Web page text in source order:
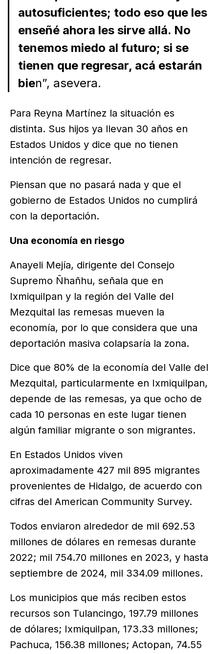
autosuficientes; todo eso que les
enseñé ahora les sirve allá. No
tenemos miedo al futuro; si se
tienen que regresar, acá estarán
bien”, asevera.
Para Reyna Martínez la situación es
distinta. Sus hijos ya llevan 30 años en
Estados Unidos y dice que no tienen
intención de regresar.
Piensan que no pasará nada y que el
gobierno de Estados Unidos no cumplirá
con la deportación.
Una economía en riesgo
Anayeli Mejía, dirigente del Consejo
Supremo Ñhañhu, señala que en
Ixmiquilpan y la región del Valle del
Mezquital las remesas mueven la
economía, por lo que considera que una
deportación masiva colapsaría la zona.
Dice que 80% de la economía del Valle del
Mezquital, particularmente en Ixmiquilpan,
depende de las remesas, ya que ocho de
cada 10 personas en este lugar tienen
algún familiar migrante o son migrantes.
En Estados Unidos viven
aproximadamente 427 mil 895 migrantes
provenientes de Hidalgo, de acuerdo con
cifras del American Community Survey.
Todos enviaron alrededor de mil 692.53
millones de dólares en remesas durante
2022; mil 754.70 millones en 2023, y hasta
septiembre de 2024, mil 334.09 millones.
Los municipios que más reciben estos
recursos son Tulancingo, 197.79 millones
de dólares; Ixmiquilpan, 173.33 millones;
Pachuca, 156.38 millones; Actopan, 74.55